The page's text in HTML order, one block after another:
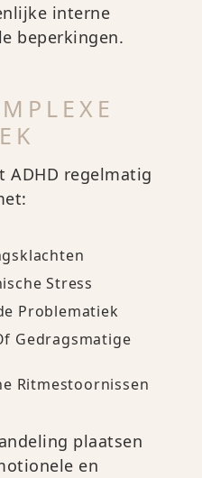
interne
beperkingen.
ADHD regelmatig
Stress
Problematiek
Gedragsmatige
Ritmestoornissen
plaatsen
en